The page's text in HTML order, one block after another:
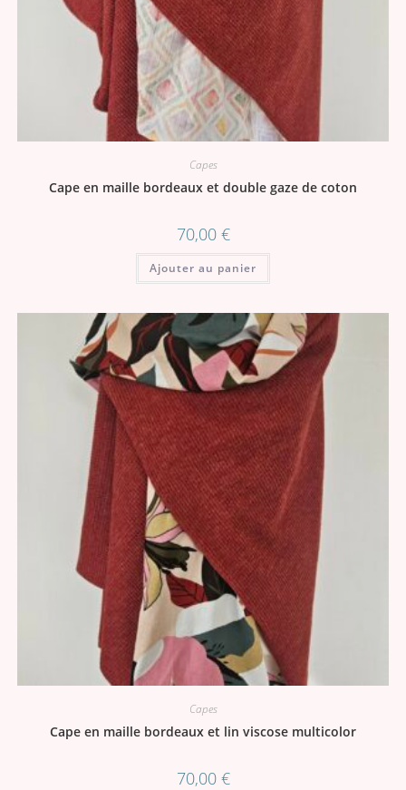
Capes
Cape en maille bordeaux et double gaze de coton
70,00 €
Ajouter au panier
Capes
Cape en maille bordeaux et lin viscose multicolor
70,00 €